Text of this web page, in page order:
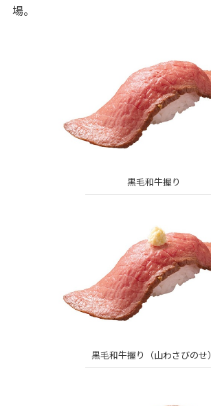
場。
黒毛和牛握り
黒毛和牛握り（山わさびのせ）